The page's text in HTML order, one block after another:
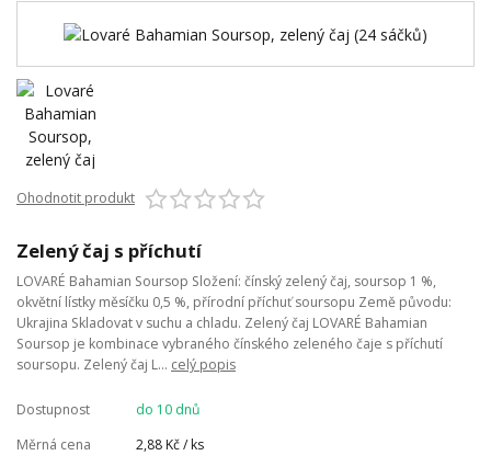
Ohodnotit produkt
Zelený čaj s příchutí
LOVARÉ Bahamian Soursop Složení: čínský zelený čaj, soursop 1 %,
okvětní lístky měsíčku 0,5 %, přírodní příchuť soursopu Země původu:
Ukrajina Skladovat v suchu a chladu. Zelený čaj LOVARÉ Bahamian
Soursop je kombinace vybraného čínského zeleného čaje s příchutí
soursopu. Zelený čaj L... celý popis
Dostupnost
do 10 dnů
Měrná cena
2,88 Kč / ks